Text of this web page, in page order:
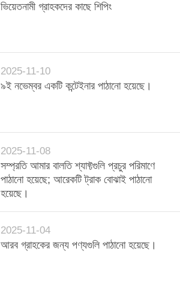
ভিয়েতনামী গ্রাহকদের কাছে শিপিং
2025-11-10
৯ই নভেম্বর একটি কন্টেইনার পাঠানো হয়েছে।
2025-11-08
সম্প্রতি আমার বালতি শ্যাফ্টগুলি প্রচুর পরিমাণে
পাঠানো হয়েছে; আরেকটি ট্রাক বোঝাই পাঠানো
হয়েছে।
2025-11-04
আরব গ্রাহকের জন্য পণ্যগুলি পাঠানো হয়েছে।